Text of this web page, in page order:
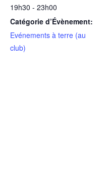
19h30 - 23h00
Catégorie d’Évènement:
Evénements à terre (au
club)